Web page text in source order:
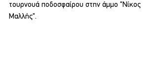
τουρνουά ποδοσφαίρου στην άμμο "Νίκος
Μαλλής".